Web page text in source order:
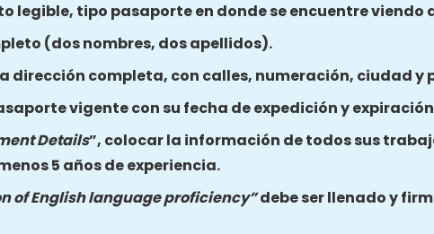
legible, tipo pasaporte en donde se encuentre viendo
(dos nombres, dos apellidos).
dirección completa, con calles, numeración, ciudad y
vigente con su fecha de expedición y
Details”, colocar la información de todos sus
5 años de experiencia.
of English language proficiency”debe ser llenado y